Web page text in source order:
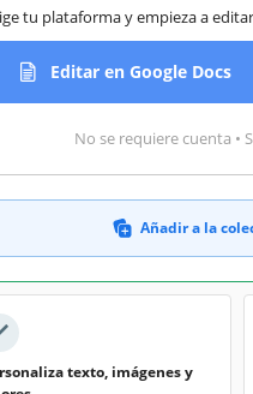
tu plataforma y empieza a
Editar en Google Docs
No se requiere cuenta •
Añadir a la
texto, imágenes y